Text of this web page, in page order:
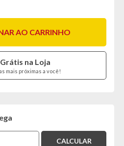
AO CARRINHO
na Loja
mais próximas a você!